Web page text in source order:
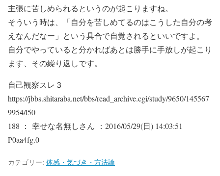
主張に苦しめられるというのが起こりますね。
そういう時は、「自分を苦しめてるのはこうした自分の考
えなんだなー」という具合で自覚されるといいですよ。
自分でやっていると分かればあとは勝手に手放しが起こり
ます、その繰り返しです。
自己観察スレ３
https://jbbs.shitaraba.net/bbs/read_archive.cgi/study/9650/145567
9954/l50
188 ： 幸せな名無しさん ：2016/05/29(日) 14:03:51
P0aa4fg.0
カテゴリー: 体感・気づき・方法論